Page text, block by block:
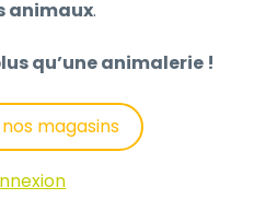
JOUET CHAT JEANY
8,40 €
animaux.
qu’une animalerie !
magasins